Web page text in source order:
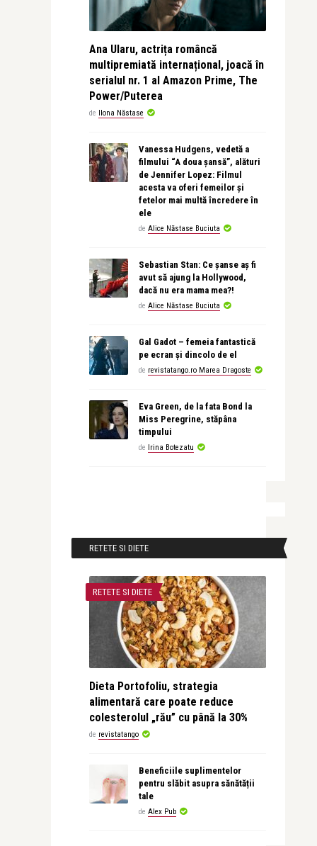
Ana Ularu, actrița româncă
multipremiată internațional, joacă în
serialul nr. 1 al Amazon Prime, The
Power/Puterea
de Ilona Năstase
Vanessa Hudgens, vedetă a
filmului “A doua șansă”, alături
de Jennifer Lopez: Filmul
acesta va oferi femeilor și
fetelor mai multă încredere în
ele
de Alice Năstase Buciuta
Sebastian Stan: Ce șanse aș fi
avut să ajung la Hollywood,
dacă nu era mama mea?!
de Alice Năstase Buciuta
Gal Gadot – femeia fantastică
pe ecran și dincolo de el
de revistatango.ro Marea Dragoste
Eva Green, de la fata Bond la
Miss Peregrine, stăpâna
timpului
de Irina Botezatu
RETETE SI DIETE
RETETE SI DIETE
Dieta Portofoliu, strategia
alimentară care poate reduce
colesterolul „rău” cu până la 30%
de revistatango
Beneficiile suplimentelor
pentru slăbit asupra sănătății
tale
de Alex Pub